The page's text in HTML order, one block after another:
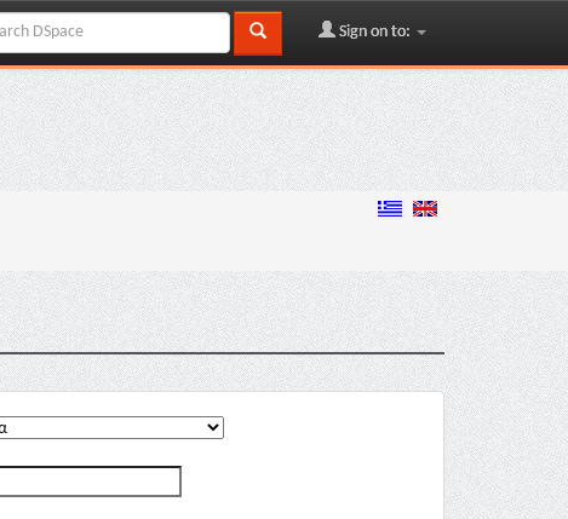
Sign on to: